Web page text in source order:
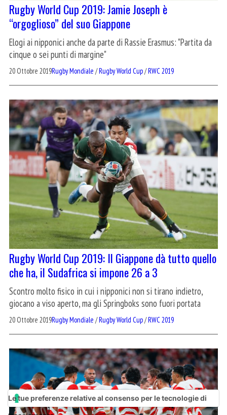
Rugby World Cup 2019: Jamie Joseph è
“orgoglioso” del suo Giappone
Elogi ai nipponici anche da parte di Rassie Erasmus: "Partita da
cinque o sei punti di margine"
20 Ottobre 2019Rugby Mondiale /Rugby World Cup/RWC 2019
Rugby World Cup 2019: Il Giappone dà tutto quello
che ha, il Sudafrica si impone 26 a 3
Scontro molto fisico in cui i nipponici non si tirano indietro,
giocano a viso aperto, ma gli Springboks sono fuori portata
20 Ottobre 2019Rugby Mondiale /Rugby World Cup/RWC 2019
Le tue preferenze relative al consenso per le tecnologie di